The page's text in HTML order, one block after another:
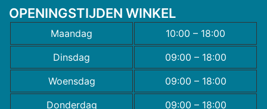
OPENINGSTIJDEN WINKEL
Maandag
10:00 – 18:00
Dinsdag
09:00 – 18:00
Woensdag
09:00 – 18:00
Donderdag
09:00 – 18:00